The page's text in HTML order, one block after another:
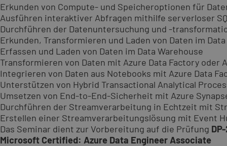
Erkunden von Compute- und Speicheroptionen für
Ausführen interaktiver Abfragen mithilfe serverloser
Durchführen der Datenuntersuchung und -
Erkunden, Transformieren und Laden von Daten im
Erfassen und Laden von Daten im Data Warehouse
Transformieren von Daten mit Azure Data Factory oder
Integrieren von Daten aus Notebooks mit Azure Data
Unterstützen von Hybrid Transactional Analytical
Umsetzen von End-to-End-Sicherheit mit Azure
Durchführen der Streamverarbeitung in Echtzeit mit
Erstellen einer Streamverarbeitungslösung mit Event
Das Seminar dient zur Vorbereitung auf die Prüfung
Microsoft Certified: Azure Data Engineer Associate